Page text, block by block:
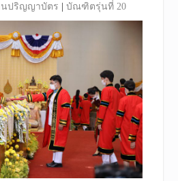
นปริญญาบัตร บัณฑิตรุ่นที่ 20